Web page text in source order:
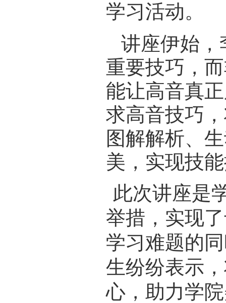
学习活动。
讲座伊始，
重要技巧，
能让高音真
求高音技巧
图解解析、
美，实现技
此次讲座是
举措，实现
学习难题的
生纷纷表示
心，助力学